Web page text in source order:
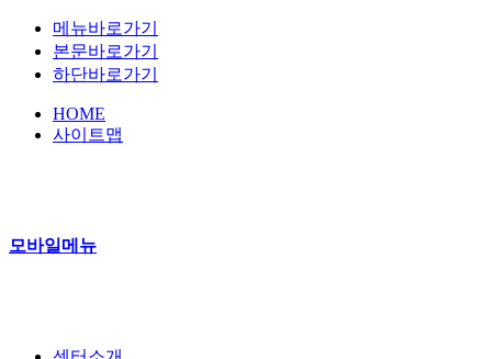
메뉴바로가기
본문바로가기
하단바로가기
HOME
사이트맵
모바일메뉴